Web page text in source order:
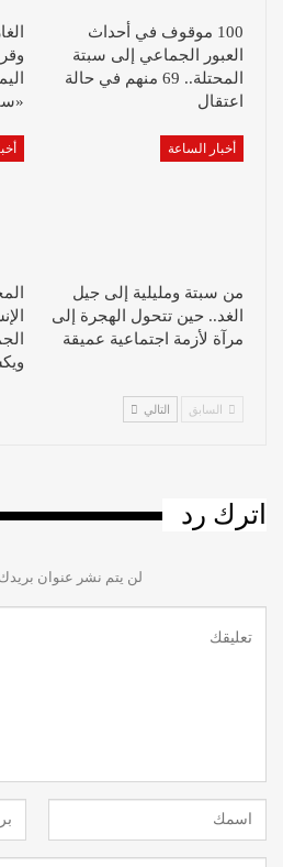
100 موقوف في أحداث
العبور الجماعي إلى سبتة
المحتلة.. 69 منهم في حالة
اعتقال
أخبار الساعة
من سبتة ومليلية إلى جيل
الغد.. حين تتحول الهجرة إلى
مرآة لأزمة اجتماعية عميقة
السابق التالي
اترك رد
لن يتم نشر عنوان بريدك